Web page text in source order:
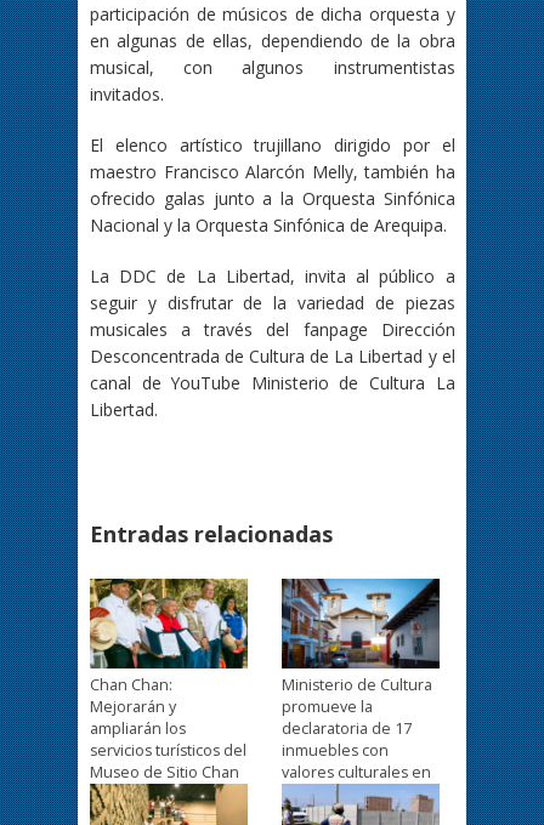
participación de músicos de dicha orquesta y
en algunas de ellas, dependiendo de la obra
musical, con algunos instrumentistas
invitados.
El elenco artístico trujillano dirigido por el
maestro Francisco Alarcón Melly, también ha
ofrecido galas junto a la Orquesta Sinfónica
Nacional y la Orquesta Sinfónica de Arequipa.
La DDC de La Libertad, invita al público a
seguir y disfrutar de la variedad de piezas
musicales a través del fanpage Dirección
Desconcentrada de Cultura de La Libertad y el
canal de YouTube Ministerio de Cultura La
Libertad.
Entradas relacionadas
Chan Chan:
Mejorarán y
ampliarán los
servicios turísticos del
Museo de Sitio Chan
Chan→
Ministerio de Cultura
promueve la
declaratoria de 17
inmuebles con
valores culturales en
La Libertad→